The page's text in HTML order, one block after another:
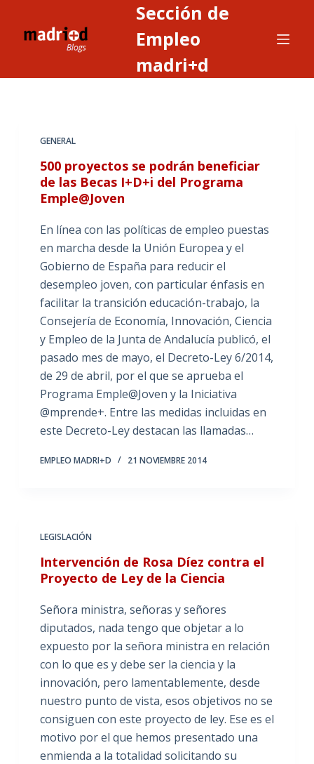
Sección de
Empleo
madri+d
GENERAL
500 proyectos se podrán beneficiar
de las Becas I+D+i del Programa
Emple@Joven
En línea con las políticas de empleo puestas
en marcha desde la Unión Europea y el
Gobierno de España para reducir el
desempleo joven, con particular énfasis en
facilitar la transición educación-trabajo, la
Consejería de Economía, Innovación, Ciencia
y Empleo de la Junta de Andalucía publicó, el
pasado mes de mayo, el Decreto-Ley 6/2014,
de 29 de abril, por el que se aprueba el
Programa Emple@Joven y la Iniciativa
@mprende+. Entre las medidas incluidas en
este Decreto-Ley destacan las llamadas…
EMPLEO MADRI+D 21 NOVIEMBRE 2014
LEGISLACIÓN
Intervención de Rosa Díez contra el
Proyecto de Ley de la Ciencia
Señora ministra, señoras y señores
diputados, nada tengo que objetar a lo
expuesto por la señora ministra en relación
con lo que es y debe ser la ciencia y la
innovación, pero lamentablemente, desde
nuestro punto de vista, esos objetivos no se
consiguen con este proyecto de ley. Ese es el
motivo por el que hemos presentado una
enmienda a la totalidad solicitando su